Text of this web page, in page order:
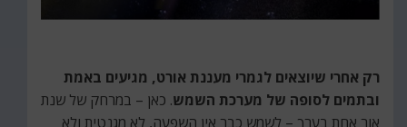
רק אחרי שיוצאים לגמרי מעננת אורט, מגיעים באמת
ובתמים לסופה של מערכת השמש. כאן – במרחק של שנת
אור אחת בערך – לשמש כבר אין השפעה, לא מגנטית ולא